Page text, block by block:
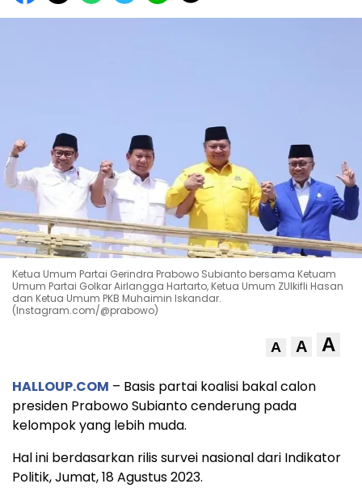
Ketua Umum Partai Gerindra Prabowo Subianto bersama Ketuam
Umum Partai Golkar Airlangga Hartarto, Ketua Umum ZUlkifli Hasan
dan Ketua Umum PKB Muhaimin Iskandar.
(Instagram.com/@prabowo)
A A A
HALLOUP.COM – Basis partai koalisi bakal calon
presiden Prabowo Subianto cenderung pada
kelompok yang lebih muda.
Hal ini berdasarkan rilis survei nasional dari Indikator
Politik, Jumat, 18 Agustus 2023.